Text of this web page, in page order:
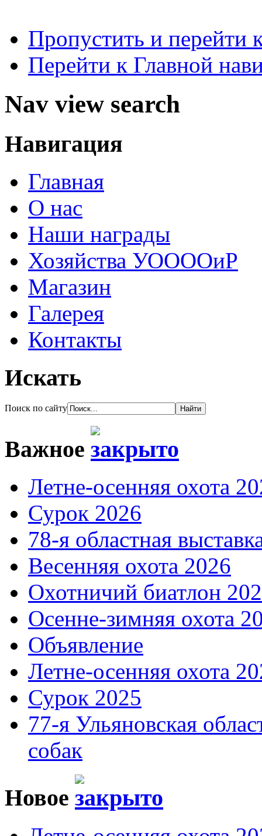
Пропустить и перейти
Перейти к Главной
Nav view search
Навигация
Главная
О нас
Наши награды
Хозяйства УООООиР
Магазин
Галерея
Контакты
Искать
Поиск по сайту
Важное
Летне-осенняя охота
Сурок 2026
78-я областная
Весенняя охота 2026
Охотничий биатлон
Осенне-зимняя охота
Объявление
Летне-осенняя охота
Сурок 2025
77-я Ульяновская
собак
Новое